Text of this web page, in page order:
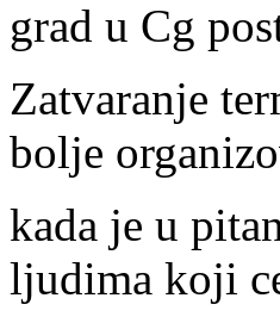
grad u Cg
Zatvaranje
bolje
kada je u
ljudima koji